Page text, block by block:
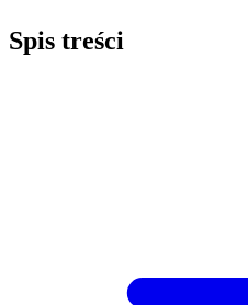
Spis treści